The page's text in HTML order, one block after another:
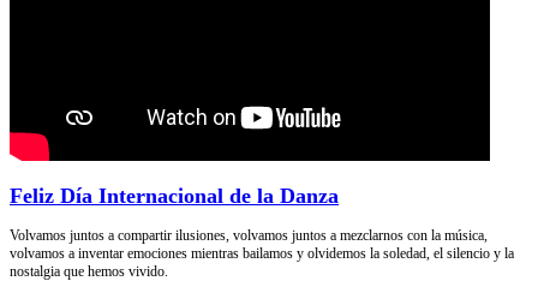
Feliz Día Internacional de la Danza
Volvamos juntos a compartir ilusiones, volvamos juntos a mezclarnos con la música,
volvamos a inventar emociones mientras bailamos y olvidemos la soledad, el silencio y la
nostalgia que hemos vivido.